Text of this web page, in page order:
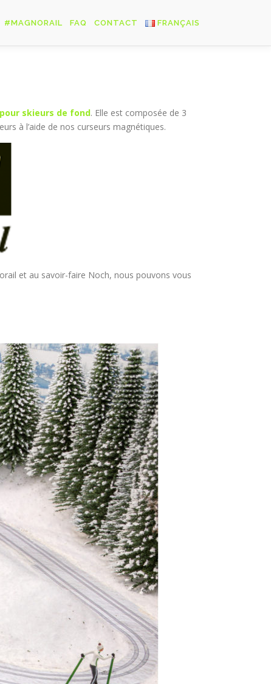
#MAGNORAIL FAQ CONTACT FRANÇAIS
Deutsch
skieurs de fond. Elle est composée de 3
à l’aide de nos curseurs magnétiques.
et au savoir-faire Noch, nous pouvons vous